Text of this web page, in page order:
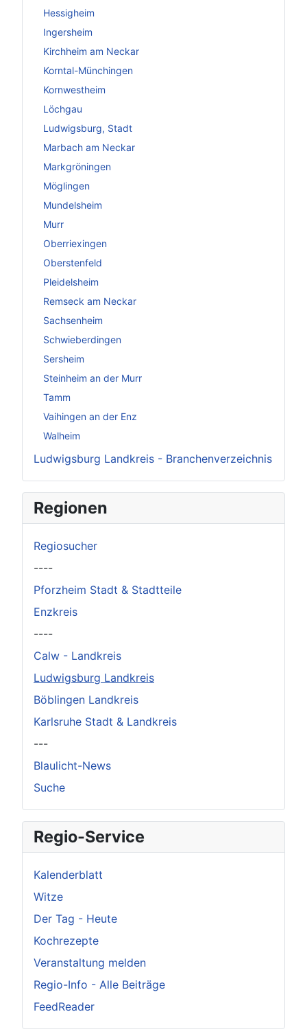
Hessigheim
Ingersheim
Kirchheim am Neckar
Korntal-Münchingen
Kornwestheim
Löchgau
Ludwigsburg, Stadt
Marbach am Neckar
Markgröningen
Möglingen
Mundelsheim
Murr
Oberriexingen
Oberstenfeld
Pleidelsheim
Remseck am Neckar
Sachsenheim
Schwieberdingen
Sersheim
Steinheim an der Murr
Tamm
Vaihingen an der Enz
Walheim
Ludwigsburg Landkreis - Branchenverzeichnis
Regionen
Regiosucher
----
Pforzheim Stadt & Stadtteile
Enzkreis
----
Calw - Landkreis
Ludwigsburg Landkreis
Böblingen Landkreis
Karlsruhe Stadt & Landkreis
---
Blaulicht-News
Suche
Regio-Service
Kalenderblatt
Witze
Der Tag - Heute
Kochrezepte
Veranstaltung melden
Regio-Info - Alle Beiträge
FeedReader